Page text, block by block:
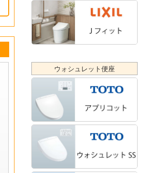
ウォシュレット便座